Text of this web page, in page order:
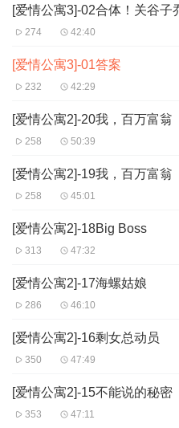
[爱情公寓3]-02合体！关谷子
274 42:40
[爱情公寓3]-01答案
232 42:29
[爱情公寓2]-20我，百万富翁
258 50:39
[爱情公寓2]-19我，百万富翁
258 45:01
[爱情公寓2]-18Big Boss
313 47:32
[爱情公寓2]-17海螺姑娘
286 46:10
[爱情公寓2]-16剩女总动员
350 47:49
[爱情公寓2]-15不能说的秘密
353 47:11